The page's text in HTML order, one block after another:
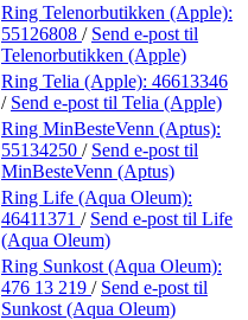
Ring Telenorbutikken (Apple):
55126808 / Send e-post til
Telenorbutikken (Apple)
Ring Telia (Apple): 46613346
/ Send e-post til Telia (Apple)
Ring MinBesteVenn (Aptus):
55134250 / Send e-post til
MinBesteVenn (Aptus)
Ring Life (Aqua Oleum):
46411371 / Send e-post til Life
(Aqua Oleum)
Ring Sunkost (Aqua Oleum):
476 13 219 / Send e-post til
Sunkost (Aqua Oleum)